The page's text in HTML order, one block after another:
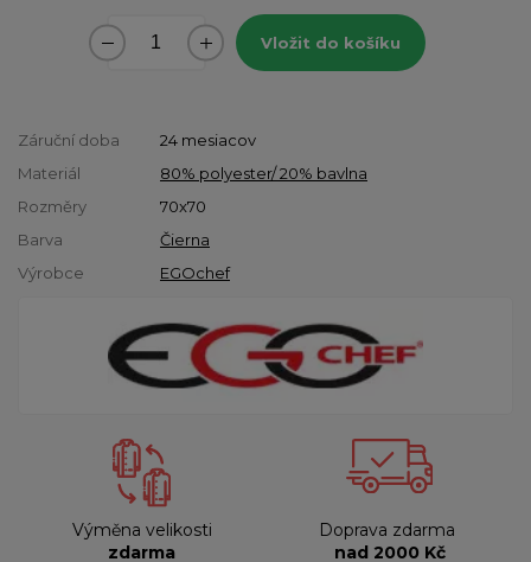
Vložit do košíku
Záruční doba
24 mesiacov
Materiál
80% polyester/ 20% bavlna
Rozměry
70x70
Barva
Čierna
Výrobce
EGOchef
Výměna velikosti
zdarma
Doprava zdarma
nad 2000 Kč